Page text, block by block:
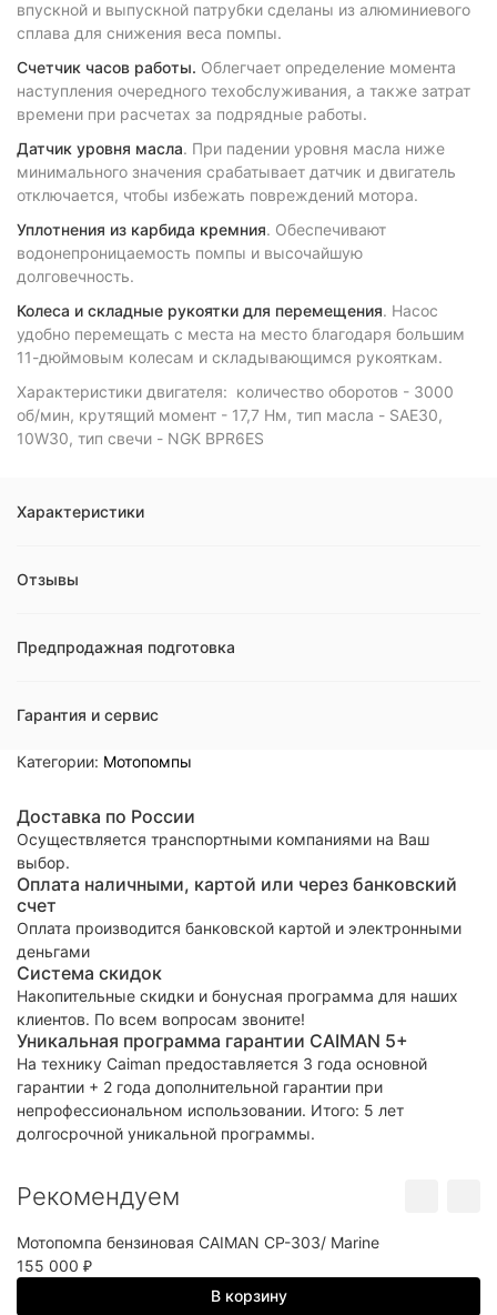
впускной и выпускной патрубки сделаны из алюминиевого
сплава для снижения веса помпы.
Счетчик часов работы. Облегчает определение момента
наступления очередного техобслуживания, а также затрат
времени при расчетах за подрядные работы.
Датчик уровня масла. При падении уровня масла ниже
минимального значения срабатывает датчик и двигатель
отключается, чтобы избежать повреждений мотора.
Уплотнения из карбида кремния. Обеспечивают
водонепроницаемость помпы и высочайшую
долговечность.
Колеса и складные рукоятки для перемещения. Насос
удобно перемещать с места на место благодаря большим
11-дюймовым колесам и складывающимся рукояткам.
Характеристики двигателя: количество оборотов - 3000
об/мин, крутящий момент - 17,7 Нм, тип масла - SAE30,
10W30, тип свечи - NGK BPR6ES
Характеристики
Отзывы
Предпродажная подготовка
Гарантия и сервис
Категории: Мотопомпы
Доставка по России
Осуществляется транспортными компаниями на Ваш
выбор.
Оплата наличными, картой или через банковский
счет
Оплата производится банковской картой и электронными
деньгами
Система скидок
Накопительные скидки и бонусная программа для наших
клиентов. По всем вопросам звоните!
Уникальная программа гарантии CAIMAN 5+
На технику Caiman предоставляется 3 года основной
гарантии + 2 года дополнительной гарантии при
непрофессиональном использовании. Итого: 5 лет
долгосрочной уникальной программы.
Рекомендуем
Мотопомпа бензиновая CAIMAN CP-303/ Marine
155 000 ₽
В корзину